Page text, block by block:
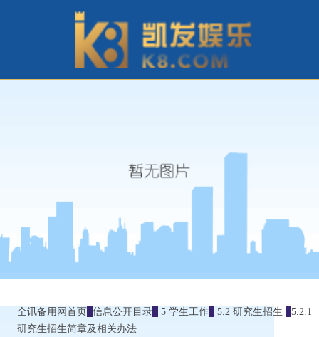
全讯备用网首页 信息公开目录 5 学生工作 5.2 研究生招生
5.2.1
研究生招生简章及相关办法